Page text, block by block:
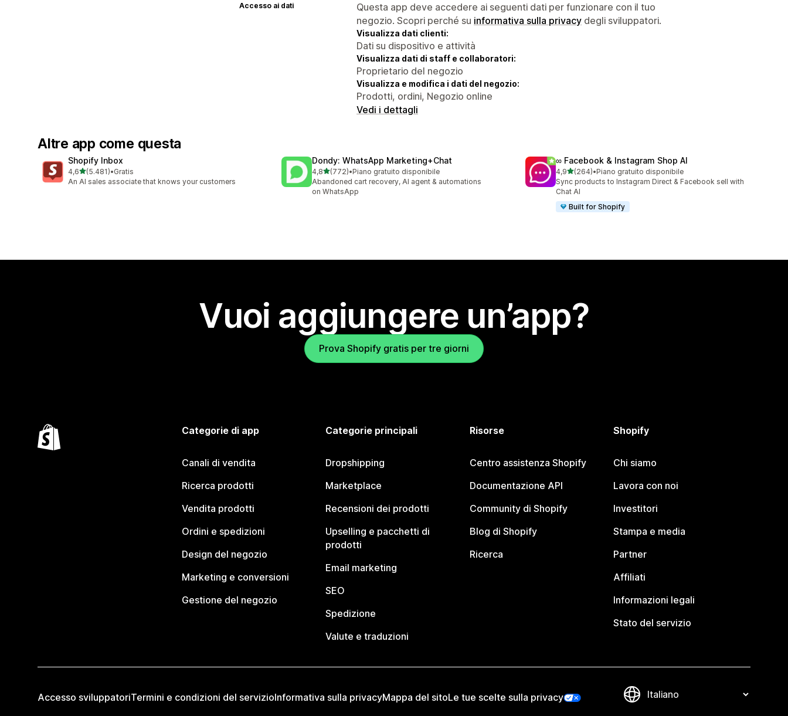
Accesso ai dati
Questa app deve accedere ai seguenti dati per funzionare con il tuo
negozio. Scopri perché su informativa sulla privacy degli sviluppatori.
Visualizza dati clienti:
Dati su dispositivo e attività
Visualizza dati di staff e collaboratori:
Proprietario del negozio
Visualizza e modifica i dati del negozio:
Prodotti, ordini, Negozio online
Vedi i dettagli
Altre app come questa
Shopify Inbox
4,6stelle su 5
(5.481)
5481 recensioni totali
•Gratis
An AI sales associate that knows your customers
Dondy: WhatsApp Marketing+Chat
4,8stelle su 5
(772)
772 recensioni totali
•Piano gratuito disponibile
Abandoned cart recovery, AI agent & automations
on WhatsApp
∞ Facebook & Instagram Shop AI
4,9stelle su 5
(264)
264 recensioni totali
•Piano gratuito disponibile
Sync products to Instagram Direct & Facebook sell with
Chat AI
Built for Shopify
Vuoi aggiungere un’app?
Prova Shopify gratis per tre giorni
Categorie di app
Canali di vendita
Ricerca prodotti
Vendita prodotti
Ordini e spedizioni
Design del negozio
Marketing e conversioni
Gestione del negozio
Categorie principali
Dropshipping
Marketplace
Recensioni dei prodotti
Upselling e pacchetti di
prodotti
Email marketing
SEO
Spedizione
Valute e traduzioni
Risorse
Centro assistenza Shopify
Documentazione API
Community di Shopify
Blog di Shopify
Ricerca
Shopify
Chi siamo
Lavora con noi
Investitori
Stampa e media
Partner
Affiliati
Informazioni legali
Stato del servizio
Accesso sviluppatoriTermini e condizioni del servizioInformativa sulla privacyMappa del sitoLe tue scelte sulla privacy